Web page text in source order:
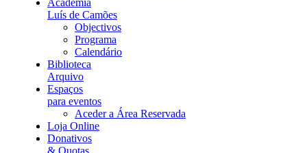
Academia
Luís de Camões
Objectivos
Programa
Calendário
Biblioteca
Arquivo
Espaços
para eventos
Aceder a Área Reservada
Loja Online
Donativos
& Quotas